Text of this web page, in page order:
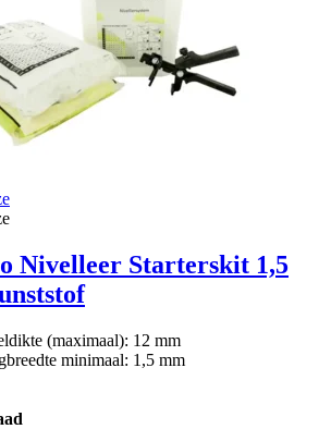
Nivelleer Starterskit 1,5
(maximaal): 12 mm
minimaal: 1,5 mm